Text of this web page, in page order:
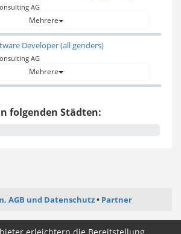
AG
Mehrere
Developer (all genders)
AG
Mehrere
folgenden Städten:
AGB und Datenschutz Partner
jobs.de
softwareentwickler-jobs.de